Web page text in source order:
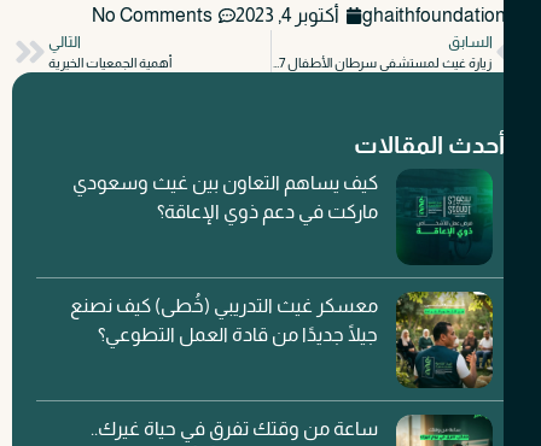
أكتوبر 4, 2023 No Comments
السابق
زيارة غيث لمستشفى سرطان الأطفال 57357 أهمية الجمعيات الخيرية
المقالات
كيف يساهم التعاون بين غيث وسعودي
ماركت في دعم ذوي الإعاقة؟
معسكر غيث التدريبي (خُطى) كيف نصنع
جيلًا جديدًا من قادة العمل التطوعي؟
ساعة من وقتك تفرق في حياة غيرك..